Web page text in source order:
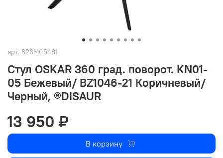
арт. 626M05481
Стул OSKAR 360 град. поворот. KN01-
05 Бежевый/ BZ1046-21 Коричневый/
Черный, ®DISAUR
13 950 ₽
В корзину